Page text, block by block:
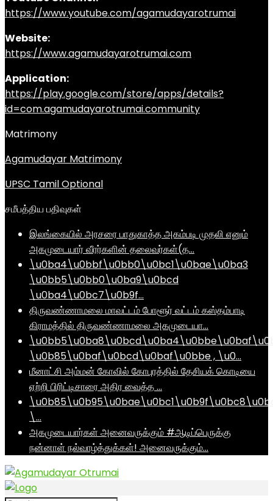
https://www.youtube.com/agamudayarotrumai
Website:
https://www.agamudayarotrumai.com
Application:
https://play.google.com/store/apps/details?
id=com.agamudayarotrumai.community
Matrimony
Agamudayar Matrimony
UPSC Tamil Optional
சமீபத்திய பதிவுகள்
இலங்கையில் அரசரை பாதுகாத்த அகம்படி முதலி எனும்
அகமுடையார் வீரர்களின் தலைவர்கள்(த…
\u0ba4\u0bbf\u0bb0\u0bc1\u0bae\u0ba3
\u0bb5\u0bb0\u0ba9\u0bcd
\u0ba4\u0bc7\u0b9f…
திருவண்ணாமலை மாவட்டம் போளூர் வட்டம் கஸ்தம்பாடி
கிராமத்தில் திருவண்ணாமலை அகமுடையா…
\u0b85\u0baf\u0bcd\u0baf\u0bbe , \u0…
மீனாட்சி அம்மன் கோவில் கோபுரத்தில் தேசியக் கொடியை
ஏற்றி பிரிட்டிசாரை அதிர வைத்த …
\…
அகமுடையார்கள் அனைவருக்கும் #ஆடிப்பெருக்கு
நன்னாள் நல்வாழ்த்துக்கள்! அனைவருக்கும்…